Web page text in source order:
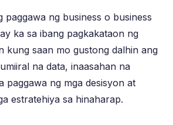
paggawa ng business o business
ka sa ibang pagkakataon ng
kung saan mo gustong dalhin ang
na data, inaasahan na
paggawa ng mga desisyon at
estratehiya sa hinaharap.